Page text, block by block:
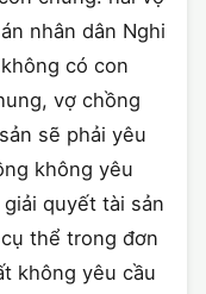
nhân dân Nghi
có con
vợ chồng
sẽ phải yêu
không yêu
quyết tài sản
thể trong đơn
không yêu cầu